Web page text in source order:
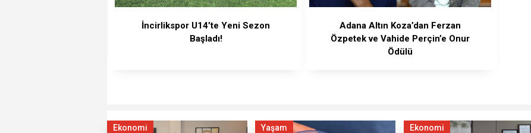
İncirlikspor U14’te Yeni Sezon
Başladı!
Adana Altın Koza’dan Ferzan
Özpetek ve Vahide Perçin’e Onur
Ödülü
Ekonomi Yaşam Ekonomi